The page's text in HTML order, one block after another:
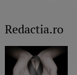
Redactia.ro